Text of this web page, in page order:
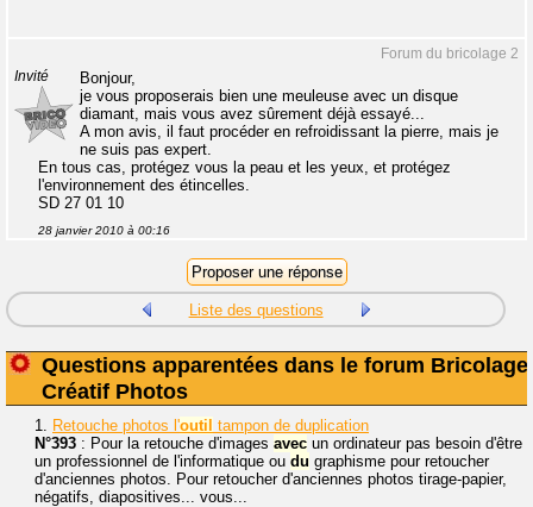
Forum du bricolage 2
Invité
Bonjour,
je vous proposerais bien une meuleuse avec un disque
diamant, mais vous avez sûrement déjà essayé...
A mon avis, il faut procéder en refroidissant la pierre, mais je
ne suis pas expert.
En tous cas, protégez vous la peau et les yeux, et protégez
l'environnement des étincelles.
SD 27 01 10
28 janvier 2010 à 00:16
Liste des questions
Questions apparentées dans le forum Bricolage
Créatif Photos
1. Retouche photos l'outil tampon de duplication
N°393 : Pour la retouche d'images avec un ordinateur pas besoin d'être
un professionnel de l'informatique ou du graphisme pour retoucher
d'anciennes photos. Pour retoucher d'anciennes photos tirage-papier,
négatifs, diapositives... vous...